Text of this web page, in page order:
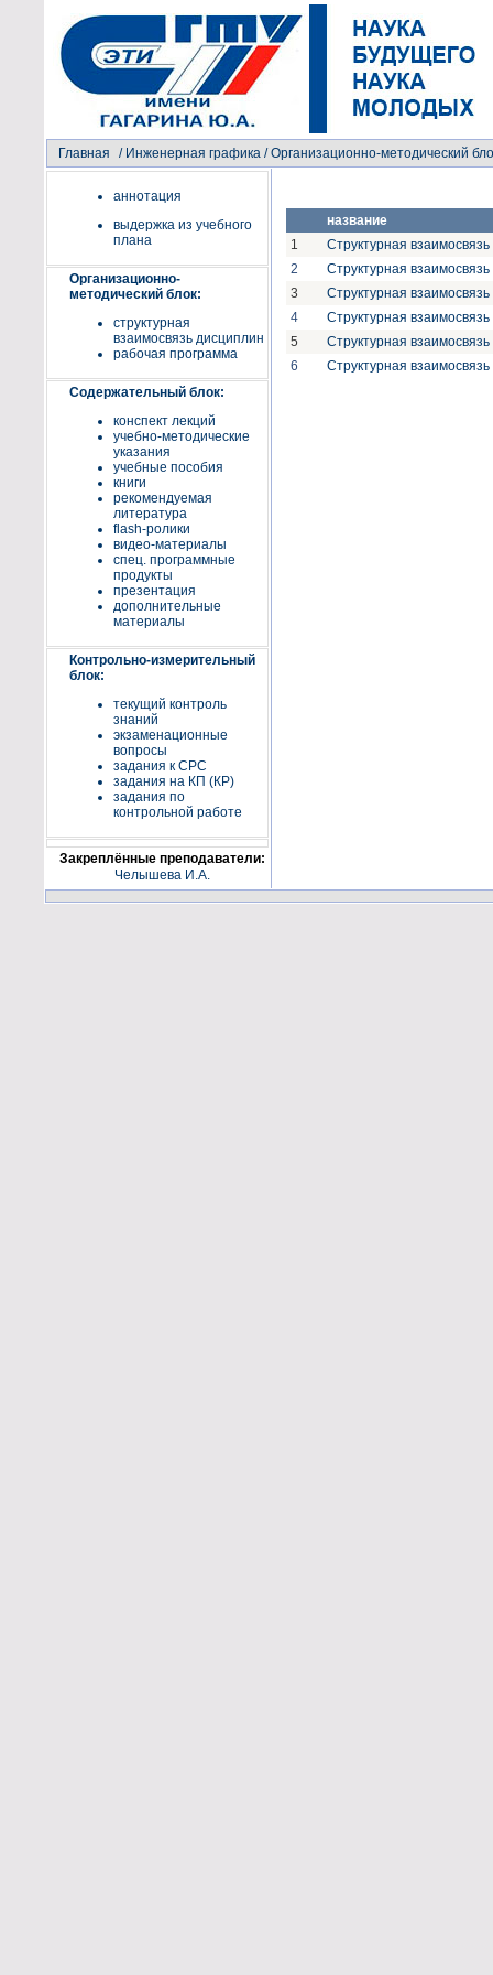
Главная / Инженерная графика / Организационно-методический
аннотация
выдержка из учебного
плана
Организационно-
методический блок:
структурная
взаимосвязь дисциплин
рабочая программа
Содержательный блок:
конспект лекций
учебно-методические
указания
учебные пособия
книги
рекомендуемая
литература
flash-ролики
видео-материалы
спец. программные
продукты
презентация
дополнительные
материалы
Контрольно-измерительный
блок:
текущий контроль
знаний
экзаменационные
вопросы
задания к СРС
задания на КП (КР)
задания по
контрольной работе
Закреплённые преподаватели:
Челышева И.А.
название
1
Структурная
2
Структурная
3
Структурная
4
Структурная
5
Структурная
6
Структурная